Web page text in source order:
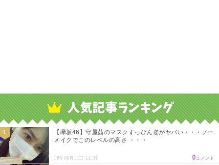
【欅坂46】守屋茜のマスクすっぴん姿がヤバい・・・ノー
メイクでこのレベルの高さ ・・・
16年06月11日 11:39 0コメント